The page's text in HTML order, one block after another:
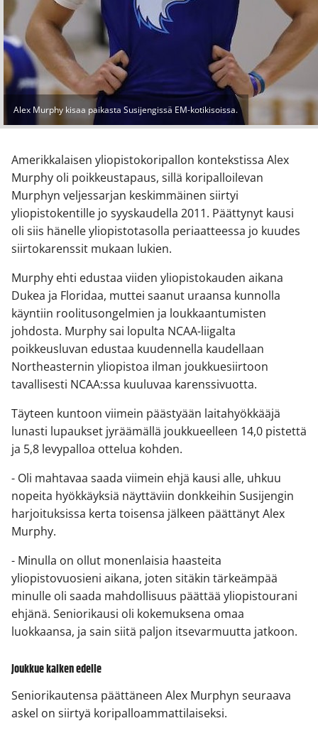
Alex Murphy kisaa paikasta Susijengissä EM-kotikisoissa.
Amerikkalaisen yliopistokoripallon kontekstissa Alex
Murphy oli poikkeustapaus, sillä koripalloilevan
Murphyn veljessarjan keskimmäinen siirtyi
yliopistokentille jo syyskaudella 2011. Päättynyt kausi
oli siis hänelle yliopistotasolla periaatteessa jo kuudes
siirtokarenssit mukaan lukien.
Murphy ehti edustaa viiden yliopistokauden aikana
Dukea ja Floridaa, muttei saanut uraansa kunnolla
käyntiin roolitusongelmien ja loukkaantumisten
johdosta. Murphy sai lopulta NCAA-liigalta
poikkeusluvan edustaa kuudennella kaudellaan
Northeasternin yliopistoa ilman joukkuesiirtoon
tavallisesti NCAA:ssa kuuluvaa karenssivuotta.
Täyteen kuntoon viimein päästyään laitahyökkääjä
lunasti lupaukset jyräämällä joukkueelleen 14,0 pistettä
ja 5,8 levypalloa ottelua kohden.
- Oli mahtavaa saada viimein ehjä kausi alle, uhkuu
nopeita hyökkäyksiä näyttäviin donkkeihin Susijengin
harjoituksissa kerta toisensa jälkeen päättänyt Alex
Murphy.
- Minulla on ollut monenlaisia haasteita
yliopistovuosieni aikana, joten sitäkin tärkeämpää
minulle oli saada mahdollisuus päättää yliopistourani
ehjänä. Seniorikausi oli kokemuksena omaa
luokkaansa, ja sain siitä paljon itsevarmuutta jatkoon.
Joukkue kaiken edelle
Seniorikautensa päättäneen Alex Murphyn seuraava
askel on siirtyä koripalloammattilaiseksi.